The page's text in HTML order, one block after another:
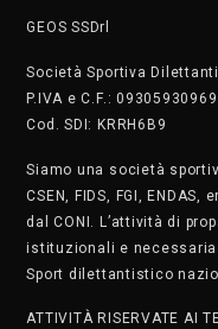
GEOS SSDrl
Società Sportiva
P.IVA e C.F.: 09305930969
Cod. SDI: KRRH6B9
Siamo una società
CSEN, FIDS, FGI,
dal CONI. L’attività di
istituzionali e
Sport dilettantistico
ATTIVITÀ RISERVATE AI